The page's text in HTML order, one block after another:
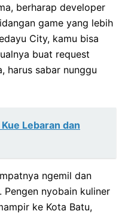
berharap developer
game yang lebih
City, kamu bisa
buat request
harus sabar nunggu
Lebaran dan
ngemil dan
nyobain kuliner
ke Kota Batu,